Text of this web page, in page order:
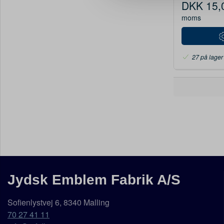
DKK
moms
27 på lager
Jydsk Emblem Fabrik A/S
Sofienlystvej 6, 8340 Malling
70 27 41 11